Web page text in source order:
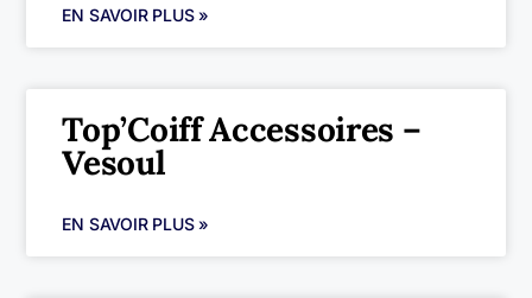
EN SAVOIR PLUS »
Top’Coiff Accessoires –
Vesoul
EN SAVOIR PLUS »